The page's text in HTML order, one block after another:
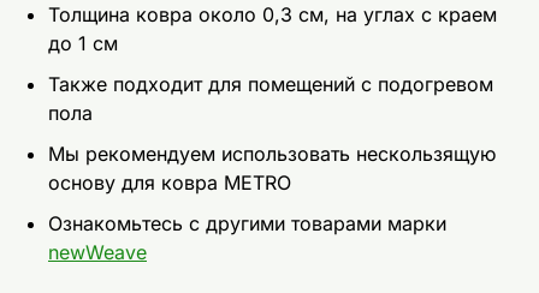
Толщина ковра около 0,3 см, на углах с краем
до 1 см
Также подходит для помещений с подогревом
пола
Мы рекомендуем использовать нескользящую
основу для ковра METRO
Ознакомьтесь с другими товарами марки
newWeave